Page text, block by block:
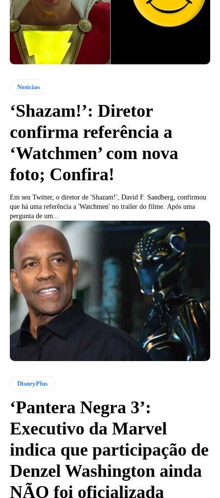
Notícias
‘Shazam!’: Diretor
confirma referência a
‘Watchmen’ com nova
foto; Confira!
Em seu Twitter, o diretor de 'Shazam!', David F. Sandberg, confirmou
que há uma referência a 'Watchmen' no trailer do filme. Após uma
pergunta de um...
DisneyPlus
‘Pantera Negra 3’:
Executivo da Marvel
indica que participação de
Denzel Washington ainda
NÃO foi oficializada